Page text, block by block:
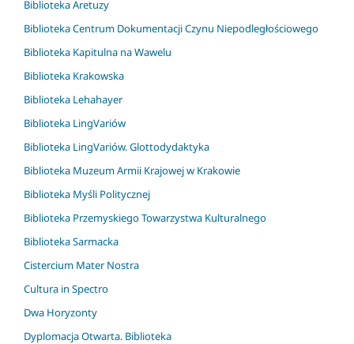
Biblioteka Aretuzy
Biblioteka Centrum Dokumentacji Czynu Niepodległościowego
Biblioteka Kapitulna na Wawelu
Biblioteka Krakowska
Biblioteka Lehahayer
Biblioteka LingVariów
Biblioteka LingVariów. Glottodydaktyka
Biblioteka Muzeum Armii Krajowej w Krakowie
Biblioteka Myśli Politycznej
Biblioteka Przemyskiego Towarzystwa Kulturalnego
Biblioteka Sarmacka
Cistercium Mater Nostra
Cultura in Spectro
Dwa Horyzonty
Dyplomacja Otwarta. Biblioteka